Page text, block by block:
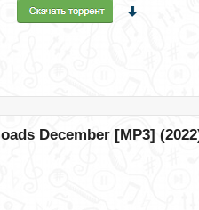
December [MP3]